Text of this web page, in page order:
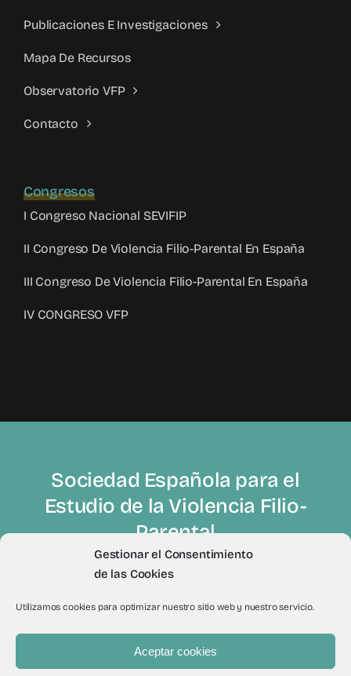
Gestionar el Consentimiento
de las Cookies
Utilizamos cookies para optimizar nuestro sitio web y nuestro servicio.
Aceptar cookies
Publicaciones E Investigaciones
Mapa De Recursos
Observatorio VFP
Contacto
Congresos
I Congreso Nacional SEVIFIP
II Congreso De Violencia Filio-Parental En España
III Congreso De Violencia Filio-Parental En España
IV CONGRESO VFP
Sociedad Española para el
Estudio de la Violencia Filio-
Parental
© 2012 - 2026Todos los derechos reservados a Sevifip